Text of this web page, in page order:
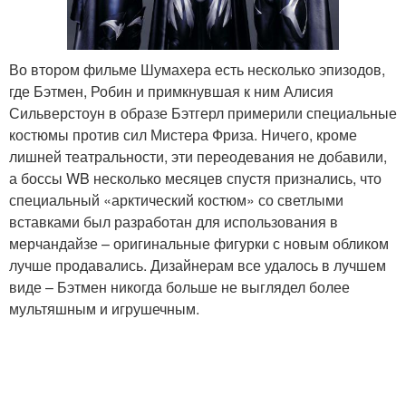
Во втором фильме Шумахера есть несколько эпизодов,
где Бэтмен, Робин и примкнувшая к ним Алисия
Сильверстоун в образе Бэтгерл примерили специальные
костюмы против сил Мистера Фриза. Ничего, кроме
лишней театральности, эти переодевания не добавили,
а боссы WB несколько месяцев спустя признались, что
специальный «арктический костюм» со светлыми
вставками был разработан для использования в
мерчандайзе – оригинальные фигурки с новым обликом
лучше продавались. Дизайнерам все удалось в лучшем
виде – Бэтмен никогда больше не выглядел более
мультяшным и игрушечным.